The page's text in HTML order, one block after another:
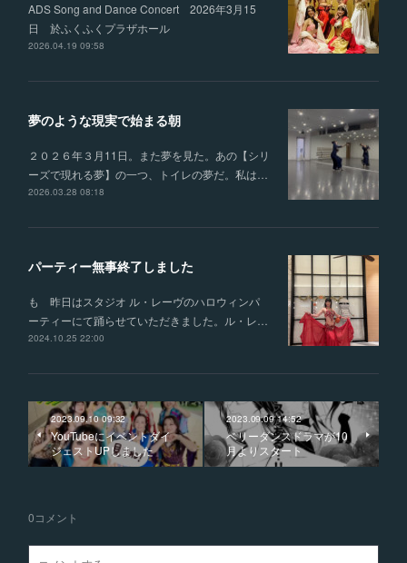
ADS Song and Dance Concert 2026年3月15
日 於ふくふくプラザホール
2026.04.19 09:58
夢のような現実で始まる朝
２０２６年３月11日。また夢を見た。あの【シリ
ーズで現れる夢】の一つ、トイレの夢だ。私は…
2026.03.28 08:18
パーティー無事終了しました
も 昨日はスタジオ ル・レーヴのハロウィンパ
ーティーにて踊らせていただきました。ル・レ…
2024.10.25 22:00
2023.09.10 09:32
YouTubeにイベントダイ
ジェストUPしました
2023.09.09 14:52
ベリーダンスドラマが10
月よりスタート
0コメント